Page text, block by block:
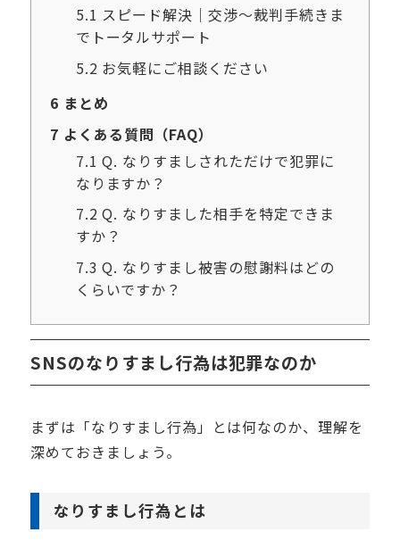
5.1 スピード解決｜交渉～裁判手続きま
でトータルサポート
5.2 お気軽にご相談ください
6 まとめ
7 よくある質問（FAQ）
7.1 Q. なりすましされただけで犯罪に
なりますか？
7.2 Q. なりすました相手を特定できま
すか？
7.3 Q. なりすまし被害の慰謝料はどの
くらいですか？
SNSのなりすまし行為は犯罪なのか
まずは「なりすまし行為」とは何なのか、理解を
深めておきましょう。
なりすまし行為とは